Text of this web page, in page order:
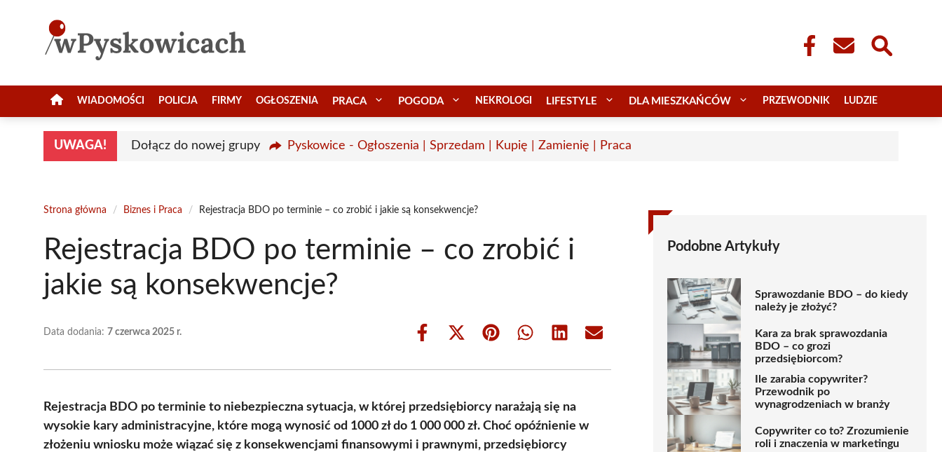
WIADOMOŚCI POLICJA FIRMY OGŁOSZENIA PRACA POGODA NEKROLOGI LIFESTYLE DLA MIESZKAŃCÓW PRZEWODNIK LUDZIE
UWAGA! Dołącz do nowej grupy Pyskowice - Ogłoszenia | Sprzedam | Kupię | Zamienię | Praca
Strona główna / Biznes i Praca / Rejestracja BDO po terminie – co zrobić i jakie są konsekwencje?
Rejestracja BDO po terminie – co zrobić i
jakie są konsekwencje?
Data dodania: 7 czerwca 2025 r.
Share
Share
(Twitter)
Share Share Share Share
Rejestracja BDO po terminie to niebezpieczna sytuacja, w której przedsiębiorcy narażają się na
wysokie kary administracyjne, które mogą wynosić od 1000 zł do 1 000 000 zł. Choć opóźnienie w
złożeniu wniosku może wiązać się z konsekwencjami finansowymi i prawnymi, przedsiębiorcy
Podobne Artykuły
Sprawozdanie BDO – do kiedy
należy je złożyć?
Kara za brak sprawozdania
BDO – co grozi
przedsiębiorcom?
Ile zarabia copywriter?
Przewodnik po
wynagrodzeniach w branży
Copywriter co to? Zrozumienie
roli i znaczenia w marketingu